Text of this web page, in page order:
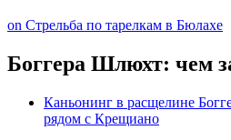
on Стрельба по тарелкам в Бюлахе
Боггера Шлюхт: чем
Каньонинг в расщелине
рядом с Крещиано